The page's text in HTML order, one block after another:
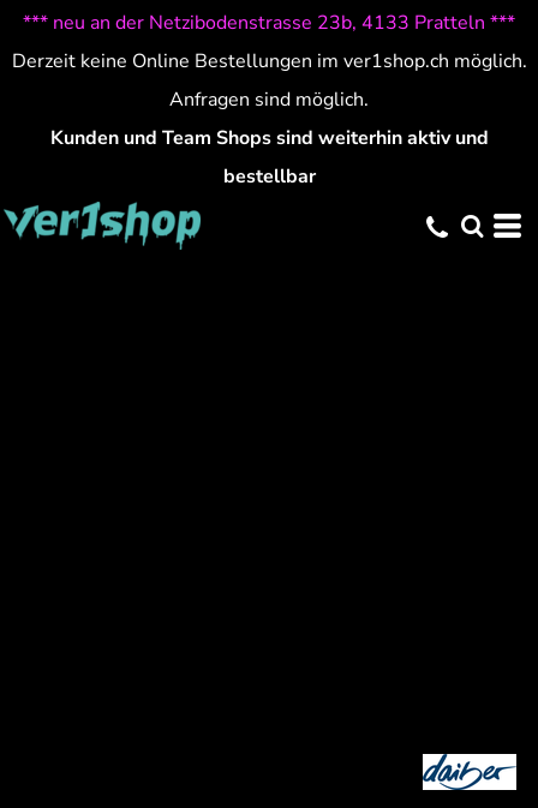
*** neu an der Netzibodenstrasse 23b, 4133 Pratteln ***
Derzeit keine Online Bestellungen im ver1shop.ch möglich.
Anfragen sind möglich.
Kunden und Team Shops sind weiterhin aktiv und
bestellbar